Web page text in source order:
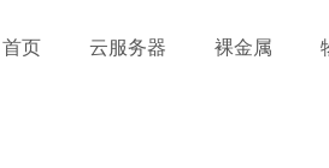
首页 云服务器 裸金属